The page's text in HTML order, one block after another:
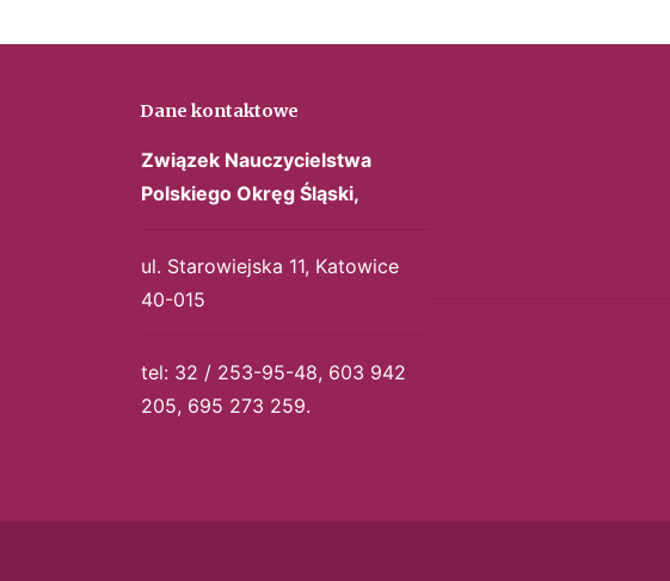
Dane kontaktowe
Związek Nauczycielstwa
Polskiego Okręg Śląski,
ul. Starowiejska 11, Katowice
40-015
tel: 32 / 253-95-48, 603 942
205, 695 273 259.